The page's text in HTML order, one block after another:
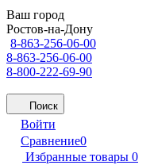
Ваш город
Ростов-на-Дону
8-863-256-06-00
8-863-256-06-00
8-800-222-69-90
Поиск
Войти
Сравнение0
Избранные товары 0